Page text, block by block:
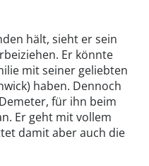
hält, sieht er sein
Er könnte
mit seiner geliebten
haben. Dennoch
für ihn beim
Er geht mit vollem
damit aber auch die